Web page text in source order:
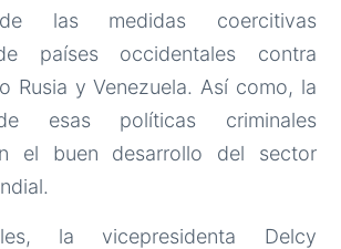
las medidas coercitivas
países occidentales contra
Rusia y Venezuela. Así como, la
esas políticas criminales
el buen desarrollo del sector
la vicepresidenta Delcy